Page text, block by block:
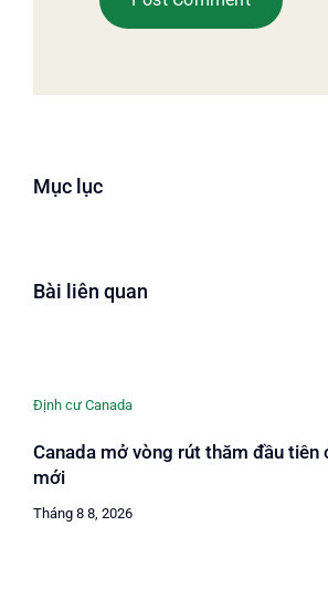
Mục lục
Bài liên quan
Định cư Canada
Canada mở vòng rút thăm đầu tiên
mới
Tháng 8 8, 2026